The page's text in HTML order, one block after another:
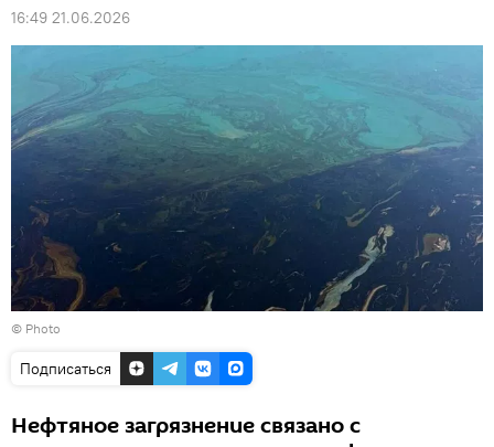
16:49 21.06.2026
© Photo
Подписаться
Нефтяное загрязнение связано с